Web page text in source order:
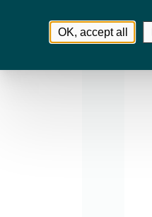
OK, accept all